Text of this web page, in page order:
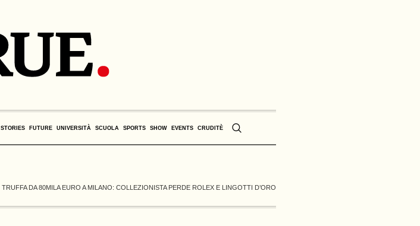
STORIES FUTURE UNIVERSITÀ SCUOLA SPORTS SHOW EVENTS CRUDITÈ
TRUFFA DA 80MILA EURO A MILANO: COLLEZIONISTA PERDE ROLEX E LINGOTTI D’ORO